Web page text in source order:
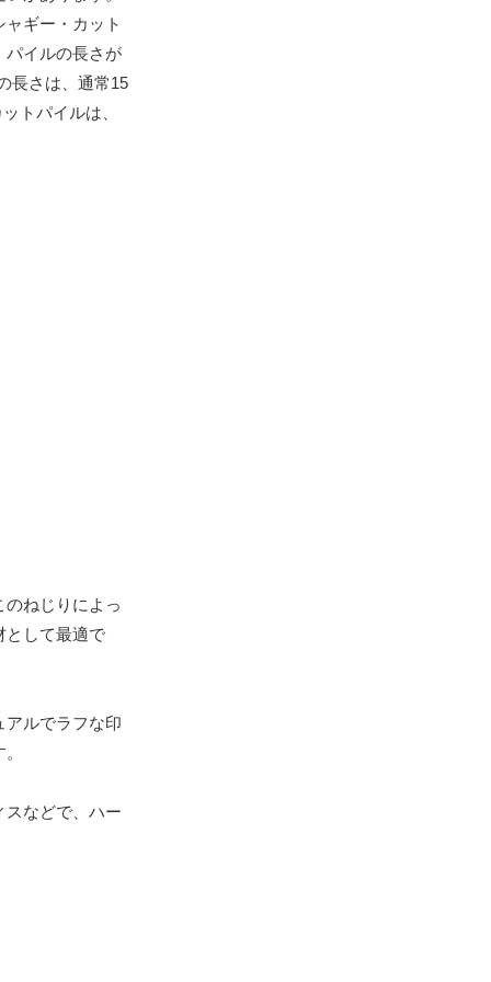
ギー・カット
パイルの長さが
長さは、通常15
トパイルは、
ねじりによっ
として最適で
アルでラフな印
スなどで、ハー